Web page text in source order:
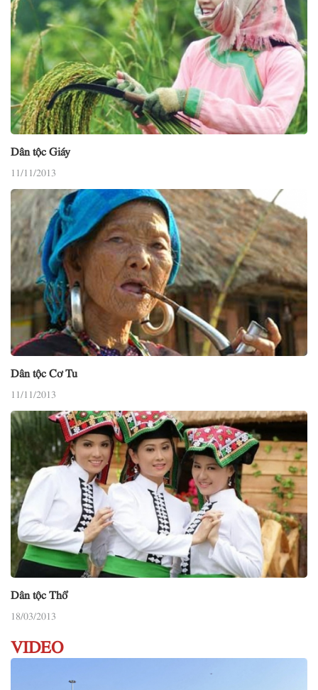
Dân tộc Giáy
11/11/2013
Dân tộc Cơ Tu
11/11/2013
Dân tộc Thổ
18/03/2013
VIDEO